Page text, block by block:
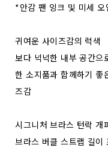
*안감 팬 잉크 및 미세 오
귀여운 사이즈감의 럭색
보다 넉넉한 내부 공간으
한 소지품과 함께하기 좋
즈감
시그니처 브라스 턴락 개
브라스 버클 스트랩 길이